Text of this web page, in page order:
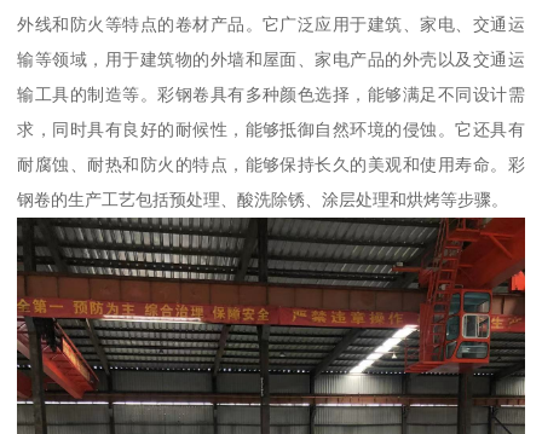
外线和防火等特点的卷材产品。它广泛应用于建筑、家电、交通运
输等领域，用于建筑物的外墙和屋面、家电产品的外壳以及交通运
输工具的制造等。彩钢卷具有多种颜色选择，能够满足不同设计需
求，同时具有良好的耐候性，能够抵御自然环境的侵蚀。它还具有
耐腐蚀、耐热和防火的特点，能够保持长久的美观和使用寿命。彩
钢卷的生产工艺包括预处理、酸洗除锈、涂层处理和烘烤等步骤。